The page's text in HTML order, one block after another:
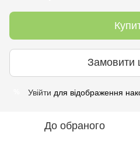
Замовити
Увійти для відображення
До обраного